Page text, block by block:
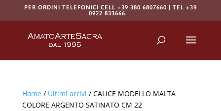
PER ORDINI TELEFONICI CELL +39 380 6807660 | TEL +39
0922 833666
Home/ Ultimi arrivi / CALICE MODELLO MALTA
COLORE ARGENTO SATINATO CM 22